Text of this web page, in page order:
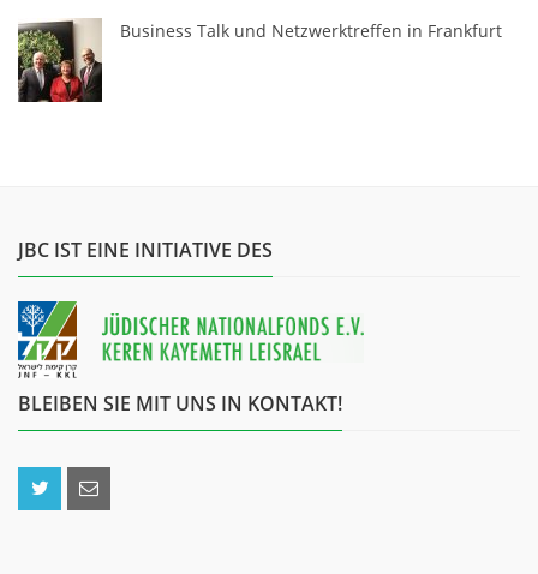
Business Talk und Netzwerktreffen in Frankfurt
JBC IST EINE INITIATIVE DES
BLEIBEN SIE MIT UNS IN KONTAKT!